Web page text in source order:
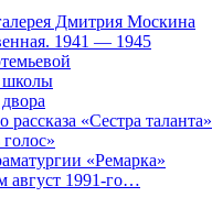
Дмитрия Москина
1941 — 1945
школы
рассказа «Сестра таланта»
«Ремарка»
1991-го…